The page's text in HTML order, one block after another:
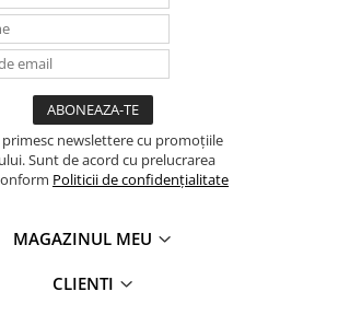
sa functioneze. Daca nu,
opri din nou.
releul programabil este setat ca un
adica releul se va dezactiva în caz
pre-alarma (invertorul aproape prea
la intrare aproape prea mare,
primesc newslettere cu promoțiile
Sunt de acord cu prelucrarea
Politicii de confidențialitate
MAGAZINUL MEU
CLIENTI